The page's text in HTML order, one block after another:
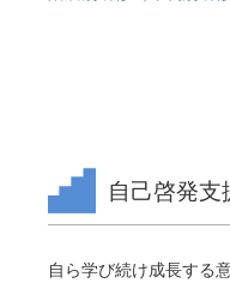
自己啓発支
自ら学び続け成長する